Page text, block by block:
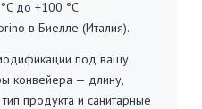
до +100 °C.
в Биелле (Италия).
под вашу
конвейера — длину,
продукта и санитарные